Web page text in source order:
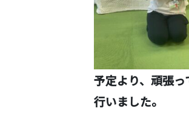
予定より、頑張
行いました。